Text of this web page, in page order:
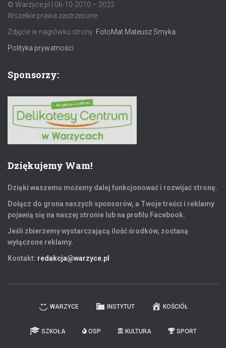
© Warzyce.pl | 06-10-2010 – 2022
Wszelkie prawa zastrzeżone.
Zdjęcie w nagłówku strony: FotoMat Mateusz Smyka
Polityka prywatności
Sponsorzy:
Dziękujemy Wam!
Dzięki waszemu możemy dalej funkcjonować i rozwijać stronę.
Dołącz do grona naszych sponsorów, a Twoje treści i reklamy
pojawią się na naszej stronie lub na profilu Facebook.
Jeśli zbierzemy wystarczającą ilość środków, zostaną
wyłączone reklamy.
Kontakt: redakcja@warzyce.pl
WARZYCE INSTYTUT KOŚCIÓŁ
SZKOŁA OSP KULTURA SPORT